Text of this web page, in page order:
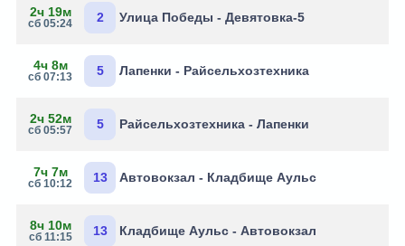
2ч 19м
сб 05:24 2 Улица Победы - Девятовка-5
4ч 8м
сб 07:13 5 Лапенки - Райсельхозтехника
2ч 52м
сб 05:57 5 Райсельхозтехника - Лапенки
7ч 7м
сб 10:12 13 Автовокзал - Кладбище Аульс
8ч 10м
сб 11:15 13 Кладбище Аульс - Автовокзал